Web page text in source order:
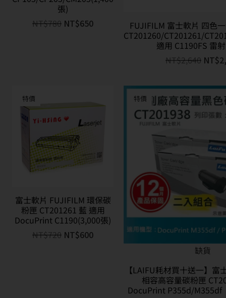
張)
NT$780 NT$650
FUJIFILM 富士軟片 四色
CT201260/CT201261/
適用 C1190FS 雷
NT$2,640 NT$
特價
富士軟片 FUJIFILM 環保碳
粉匣 CT201261 藍 適用
DocuPrint C1190(3,000張)
NT$720 NT$600
特價
缺貨
【LAIFU耗材買十送一】富
相容高容量碳粉匣
DocuPrint P355d/M355df